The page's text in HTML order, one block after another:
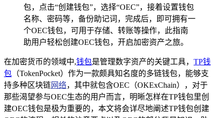
包，点击“创建钱包”，选择“OEC”，接着设置钱包
名称、密码等，备份助记词，完成后，即可拥有一
个OEC钱包，可用于存储、转账等操作，此指南
助用户轻松创建OEC钱包，开启加密资产之旅。
在加密货币的领域中,钱包是管理数字资产的关键工具， TP钱
包 （TokenPocket）作为一款颇具知名度的多链钱包，能够支
持多种区块链网络，其中就包含OEC（OKExChain），对于
那些渴望参与OEC生态的用户而言，明晰怎样在TP钱包里创
建OEC钱包是极为重要的，本文将会详尽地阐述TP钱包创建